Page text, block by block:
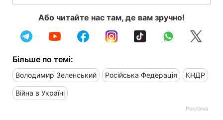
Або читайте нас там, де вам зручно!
Більше по темі:
Володимир Зеленський Російська Федерація КНДР
Війна в Україні